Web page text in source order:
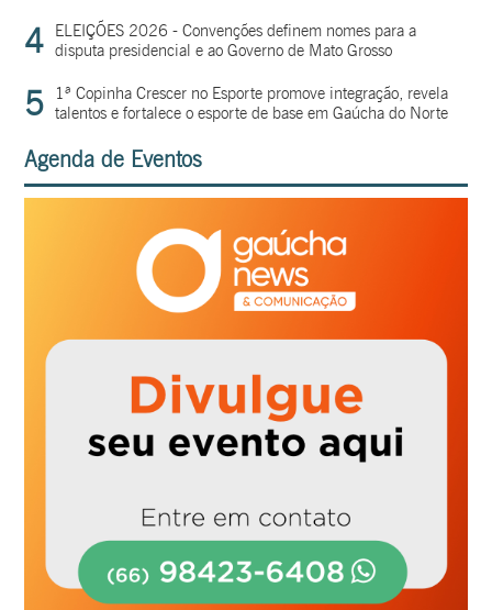
4
ELEIÇÕES 2026 - Convenções definem nomes para a
disputa presidencial e ao Governo de Mato Grosso
5
1ª Copinha Crescer no Esporte promove integração, revela
talentos e fortalece o esporte de base em Gaúcha do Norte
Agenda de Eventos